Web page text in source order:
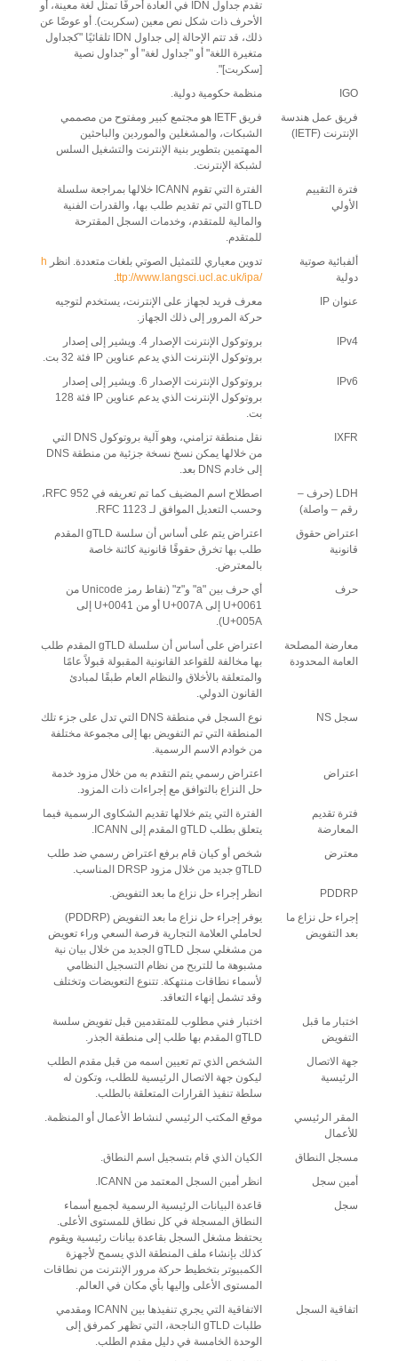
تقدم جداول IDN في العادة أحرفًا تمثل لغة معينة، أو
الأحرف ذات شكل نص معين (سكربت). أو عوضًا عن
ذلك، قد تتم الإحالة إلى جداول IDN تلقائيًا "كجداول
متغيرة اللغة" أو "جداول لغة" أو "جداول نصية
[سكربت]".
IGO
منظمة حكومية دولية.
فريق عمل هندسة
الإنترنت (IETF)
فريق IETF هو مجتمع كبير ومفتوح من مصممي
الشبكات، والمشغلين والموردين والباحثين
المهتمين بتطوير بنية الإنترنت والتشغيل السلس
لشبكة الإنترنت.
فترة التقييم
الأولي
الفترة التي تقوم ICANN خلالها بمراجعة سلسلة
gTLD التي تم تقديم طلب بها، والقدرات الفنية
والمالية للمتقدم، وخدمات السجل المقترحة
للمتقدم.
ألفبائية صوتية
دولية
تدوين معياري للتمثيل الصوتي بلغات متعددة. انظر h
ttp://www.langsci.ucl.ac.uk/ipa/
عنوان IP
معرف فريد لجهاز على الإنترنت، يستخدم لتوجيه
حركة المرور إلى ذلك الجهاز.
IPv4
بروتوكول الإنترنت الإصدار 4. ويشير إلى إصدار
بروتوكول الإنترنت الذي يدعم عناوين IP فئة 32 بت.
IPv6
بروتوكول الإنترنت الإصدار 6. ويشير إلى إصدار
بروتوكول الإنترنت الذي يدعم عناوين IP فئة 128
بت.
IXFR
نقل منطقة تزامني، وهو آلية بروتوكول DNS التي
من خلالها يمكن نسخ نسخة جزئية من منطقة DNS
إلى خادم DNS بعد.
LDH (حرف –
رقم – واصلة)
اصطلاح اسم المضيف كما تم تعريفه في RFC 952،
وحسب التعديل الموافق لـ RFC 1123.
اعتراض حقوق
قانونية
اعتراض يتم على أساس أن سلسة gTLD المقدم
طلب بها تخرق حقوقًا قانونية كائنة خاصة
بالمعترض.
حرف
أي حرف بين "a" و"z" (نقاط رمز Unicode من
U+0061 إلى U+007A أو من U+0041 إلى
U+005A).
معارضة المصلحة
العامة المحدودة
اعتراض على أساس أن سلسلة gTLD المقدم طلب
بها مخالفة للقواعد القانونية المقبولة قبولاً عامًا
والمتعلقة بالأخلاق والنظام العام طبقًا لمبادئ
القانون الدولي.
سجل NS
نوع السجل في منطقة DNS التي تدل على جزء تلك
المنطقة التي تم التفويض بها إلى مجموعة مختلفة
من خوادم الاسم الرسمية.
اعتراض
اعتراض رسمي يتم التقدم به من خلال مزود خدمة
حل النزاع بالتوافق مع إجراءات ذات المزود.
فترة تقديم
المعارضة
الفترة التي يتم خلالها تقديم الشكاوى الرسمية فيما
يتعلق بطلب gTLD المقدم إلى ICANN.
معترض
شخص أو كيان قام برفع اعتراض رسمي ضد طلب
gTLD جديد من خلال مزود DRSP المناسب.
PDDRP
انظر إجراء حل نزاع ما بعد التفويض.
إجراء حل نزاع ما
بعد التفويض
يوفر إجراء حل نزاع ما بعد التفويض (PDDRP)
لحاملي العلامة التجارية فرصة السعي وراء تعويض
من مشغلي سجل gTLD الجديد من خلال بيان نية
مشبوهة ما للتربح من نظام التسجيل النظامي
لأسماء نطاقات منتهكة. تتنوع التعويضات وتختلف
وقد تشمل إنهاء التعاقد.
اختبار ما قبل
التفويض
اختبار فني مطلوب للمتقدمين قبل تفويض سلسة
gTLD المقدم بها طلب إلى منطقة الجذر.
جهة الاتصال
الرئيسية
الشخص الذي تم تعيين اسمه من قبل مقدم الطلب
ليكون جهة الاتصال الرئيسية للطلب، وتكون له
سلطة تنفيذ القرارات المتعلقة بالطلب.
المقر الرئيسي
للأعمال
موقع المكتب الرئيسي لنشاط الأعمال أو المنظمة.
مسجل النطاق
الكيان الذي قام بتسجيل اسم النطاق.
أمين سجل
انظر أمين السجل المعتمد من ICANN.
سجل
قاعدة البيانات الرئيسية الرسمية لجميع أسماء
النطاق المسجلة في كل نطاق للمستوى الأعلى.
يحتفظ مشغل السجل بقاعدة بيانات رئيسية ويقوم
كذلك بإنشاء ملف المنطقة الذي يسمح لأجهزة
الكمبيوتر بتخطيط حركة مرور الإنترنت من نطاقات
المستوى الأعلى وإليها بأي مكان في العالم.
اتفاقية السجل
الاتفاقية التي يجري تنفيذها بين ICANN ومقدمي
طلبات gTLD الناجحة، التي تظهر كمرفق إلى
الوحدة الخامسة في دليل مقدم الطلب.